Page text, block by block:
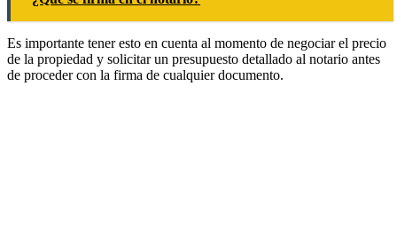
Es importante tener esto en cuenta al momento de negociar el precio
de la propiedad y solicitar un presupuesto detallado al notario antes
de proceder con la firma de cualquier documento.